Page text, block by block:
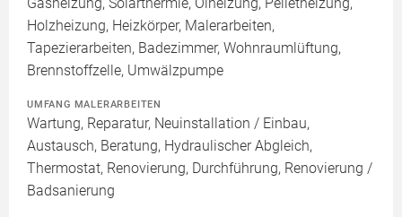
Holzheizung, Heizkörper, Malerarbeiten,
Tapezierarbeiten, Badezimmer, Wohnraumlüftung,
Brennstoffzelle, Umwälzpumpe
UMFANG MALERARBEITEN
Wartung, Reparatur, Neuinstallation / Einbau,
Austausch, Beratung, Hydraulischer Abgleich,
Thermostat, Renovierung, Durchführung, Renovierung /
Badsanierung